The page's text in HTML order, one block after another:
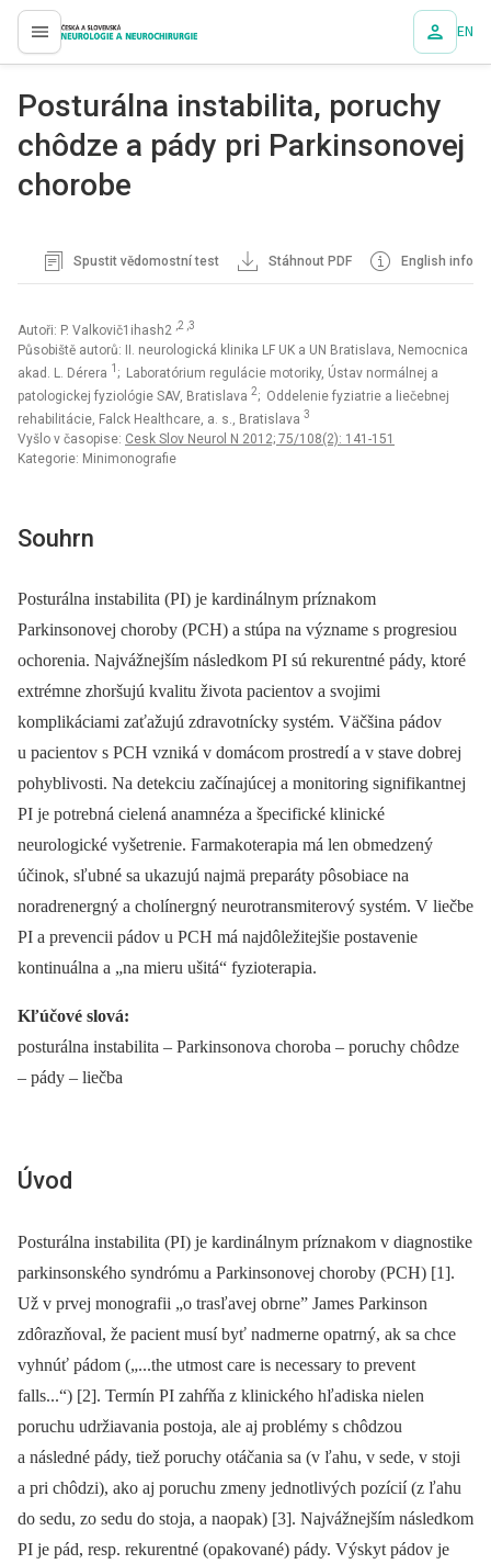
proLékaře.cz EN
Posturálna instabilita, poruchy
chôdze a pády pri Parkinsonovej
chorobe
Spustit vědomostní test Stáhnout PDF English info
Autoři: P. Valkovič1ihash2 ,2 ,3
Působiště autorů: II. neurologická klinika LF UK a UN Bratislava, Nemocnica
akad. L. Dérera 1 ; Laboratórium regulácie motoriky, Ústav normálnej a
patologickej fyziológie SAV, Bratislava 2; Oddelenie fyziatrie a liečebnej
rehabilitácie, Falck Healthcare, a. s., Bratislava 3
Vyšlo v časopise: Cesk Slov Neurol N 2012; 75/108(2): 141-151
Kategorie: Minimonografie
Souhrn
Posturálna instabilita (PI) je kardinálnym príznakom
Parkinsonovej choroby (PCH) a stúpa na význame s progresiou
ochorenia. Najvážnejším následkom PI sú rekurentné pády, ktoré
extrémne zhoršujú kvalitu života pacientov a svojimi
komplikáciami zaťažujú zdravotnícky systém. Väčšina pádov
u pacientov s PCH vzniká v domácom prostredí a v stave dobrej
pohyblivosti. Na detekciu začínajúcej a monitoring signifikantnej
PI je potrebná cielená anamnéza a špecifické klinické
neurologické vyšetrenie. Farmakoterapia má len obmedzený
účinok, sľubné sa ukazujú najmä preparáty pôsobiace na
noradrenergný a cholínergný neurotransmiterový systém. V liečbe
PI a prevencii pádov u PCH má najdôležitejšie postavenie
kontinuálna a „na mieru ušitá“ fyzioterapia.
Kľúčové slová:
posturálna instabilita –⁠ Parkinsonova choroba –⁠ poruchy chôdze
–⁠ pády –⁠ liečba
Úvod
Posturálna instabilita (PI) je kardinálnym príznakom v diagnostike
parkinsonského syndrómu a Parkinsonovej choroby (PCH) [1].
Už v prvej monografii „o trasľavej obrne” James Parkinson
zdôrazňoval, že pacient musí byť nadmerne opatrný, ak sa chce
vyhnúť pádom („...the utmost care is necessary to prevent
falls...“) [2]. Termín PI zahŕňa z klinického hľadiska nie­len
poruchu udržiavania postoja, ale aj problémy s chôdzou
a následné pády, tiež poruchy otáčania sa (v ľahu, v sede, v stoji
a pri chôdzi), ako aj poruchu zmeny jednotlivých pozícií (z ľahu
do sedu, zo sedu do stoja, a naopak) [3]. Najvážnejším následkom
PI je pád, resp. rekurentné (opakované) pády. Výskyt pádov je